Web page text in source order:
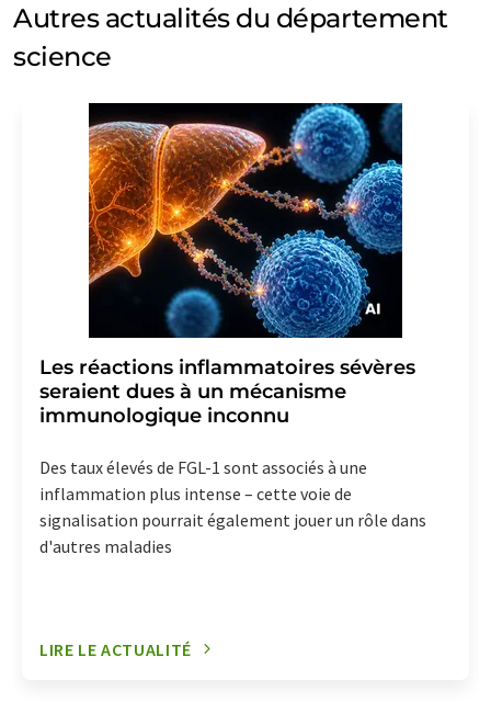
Autres actualités du département
science
Les réactions inflammatoires sévères
seraient dues à un mécanisme
immunologique inconnu
Des taux élevés de FGL-1 sont associés à une
inflammation plus intense – cette voie de
signalisation pourrait également jouer un rôle dans
d'autres maladies
LIRE LE ACTUALITÉ